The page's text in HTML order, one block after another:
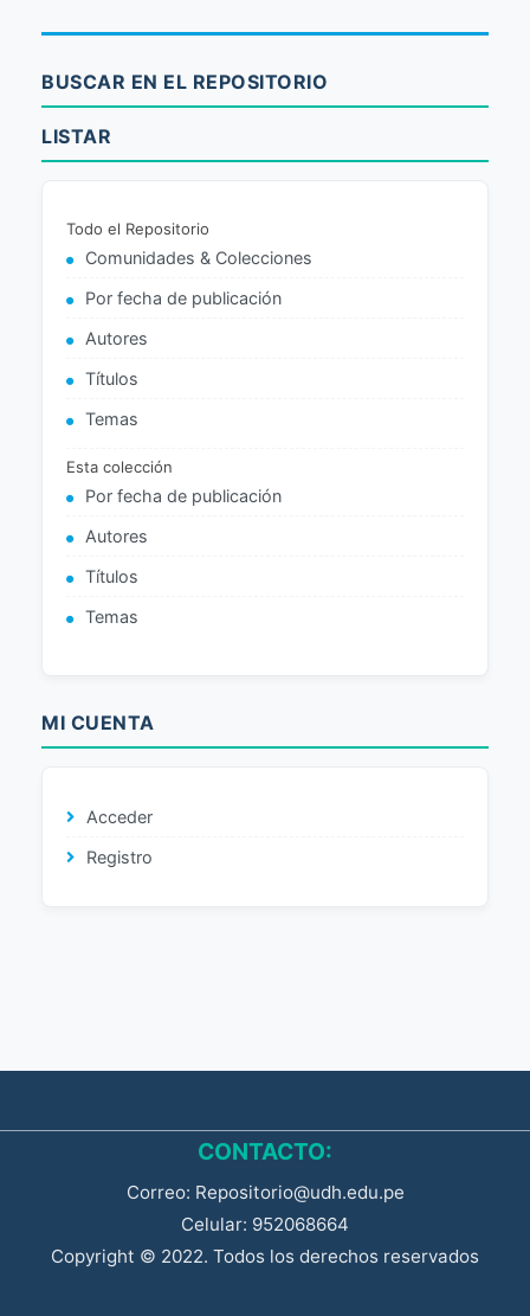
BUSCAR EN EL REPOSITORIO
LISTAR
Todo el Repositorio
Comunidades & Colecciones
Por fecha de publicación
Autores
Títulos
Temas
Esta colección
Por fecha de publicación
Autores
Títulos
Temas
MI CUENTA
Acceder
Registro
CONTACTO:
Correo: Repositorio@udh.edu.pe
Celular: 952068664
Copyright © 2022. Todos los derechos reservados